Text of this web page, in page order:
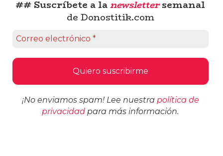
## Suscríbete a lanewslettersemanal
de Donostitik.com
¡No enviamos spam! Lee nuestra política de
privacidad para más información.